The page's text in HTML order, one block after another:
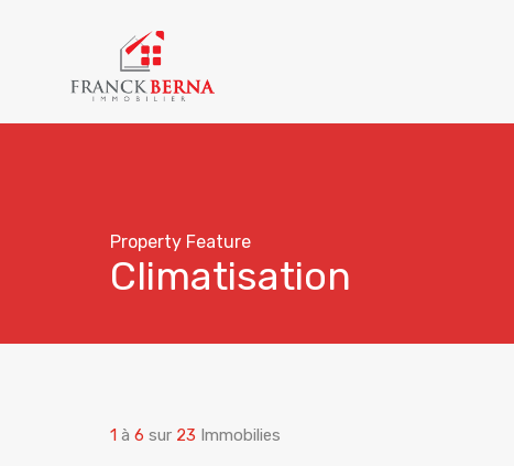
Property Feature
Climatisation
1 à 6 sur 23 Immobilies